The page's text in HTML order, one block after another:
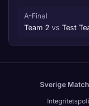
A-Final
Team 2 vs Test
Sverige